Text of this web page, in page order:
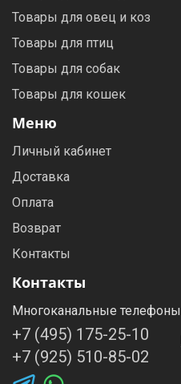
Товары для овец и коз
Товары для птиц
Товары для собак
Товары для кошек
Меню
Личный кабинет
Доставка
Оплата
Возврат
Контакты
Контакты
Многоканальные телефоны
+7 (495) 175-25-10
+7 (925) 510-85-02